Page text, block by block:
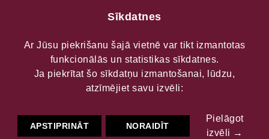
Cēsu novada Nītaures
pagasta bibliotēka
Sīkdatnes
Ar Jūsu piekrišanu šajā vietnē var tikt izmantotas
funkcionālās un statistikas sīkdatnes.
Ja piekrītat šo sīkdatņu izmantošanai, lūdzu,
atzīmējiet savu izvēli:
APSTIPRINĀT NORAIDĪT
Pielāgot
izvēli →